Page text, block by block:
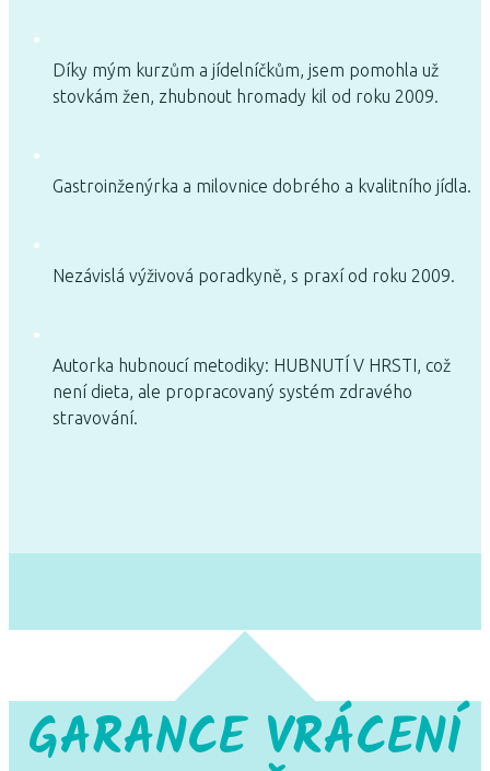
Díky mým kurzům a jídelníčkům, jsem pomohla už
stovkám žen, zhubnout hromady kil od roku 2009.
Gastroinženýrka a milovnice dobrého a kvalitního jídla.
Nezávislá výživová poradkyně, s praxí od roku 2009.
Autorka hubnoucí metodiky: HUBNUTÍ V HRSTI, což
není dieta, ale propracovaný systém zdravého
stravování.
GARANCE VRÁCENÍ